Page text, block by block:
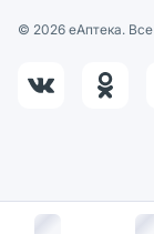
© 2026 eАптека.